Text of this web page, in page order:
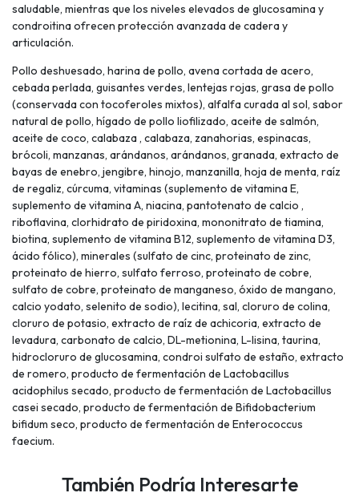
saludable, mientras que los niveles elevados de glucosamina y
condroitina ofrecen protección avanzada de cadera y
articulación.
Pollo deshuesado, harina de pollo, avena cortada de acero,
cebada perlada, guisantes verdes, lentejas rojas, grasa de pollo
(conservada con tocoferoles mixtos), alfalfa curada al sol, sabor
natural de pollo, hígado de pollo liofilizado, aceite de salmón,
aceite de coco, calabaza , calabaza, zanahorias, espinacas,
brócoli, manzanas, arándanos, arándanos, granada, extracto de
bayas de enebro, jengibre, hinojo, manzanilla, hoja de menta, raíz
de regaliz, cúrcuma, vitaminas (suplemento de vitamina E,
suplemento de vitamina A, niacina, pantotenato de calcio ,
riboflavina, clorhidrato de piridoxina, mononitrato de tiamina,
biotina, suplemento de vitamina B12, suplemento de vitamina D3,
ácido fólico), minerales (sulfato de cinc, proteinato de zinc,
proteinato de hierro, sulfato ferroso, proteinato de cobre,
sulfato de cobre, proteinato de manganeso, óxido de mangano,
calcio yodato, selenito de sodio), lecitina, sal, cloruro de colina,
cloruro de potasio, extracto de raíz de achicoria, extracto de
levadura, carbonato de calcio, DL-metionina, L-lisina, taurina,
hidrocloruro de glucosamina, condroi sulfato de estaño, extracto
de romero, producto de fermentación de Lactobacillus
acidophilus secado, producto de fermentación de Lactobacillus
casei secado, producto de fermentación de Bifidobacterium
bifidum seco, producto de fermentación de Enterococcus
faecium.
También Podría Interesarte